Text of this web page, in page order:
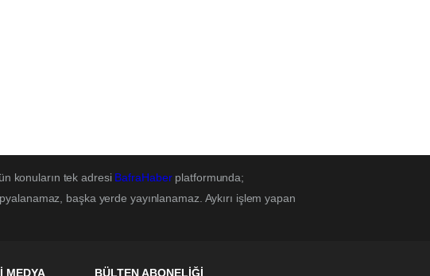
konuların tek adresi BafraHaberplatformunda;
başka yerde yayınlanamaz. Aykırı işlem yapan
MEDYA BÜLTEN ABONELİĞİ